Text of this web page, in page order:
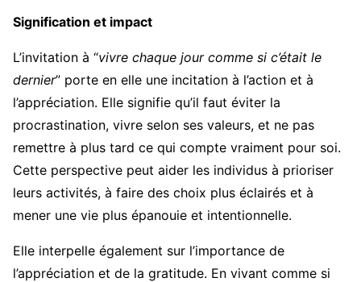
Signification et impact
L’invitation à “vivre chaque jour comme si c’était le
dernier” porte en elle une incitation à l’action et à
l’appréciation. Elle signifie qu’il faut éviter la
procrastination, vivre selon ses valeurs, et ne pas
remettre à plus tard ce qui compte vraiment pour soi.
Cette perspective peut aider les individus à prioriser
leurs activités, à faire des choix plus éclairés et à
mener une vie plus épanouie et intentionnelle.
Elle interpelle également sur l’importance de
l’appréciation et de la gratitude. En vivant comme si